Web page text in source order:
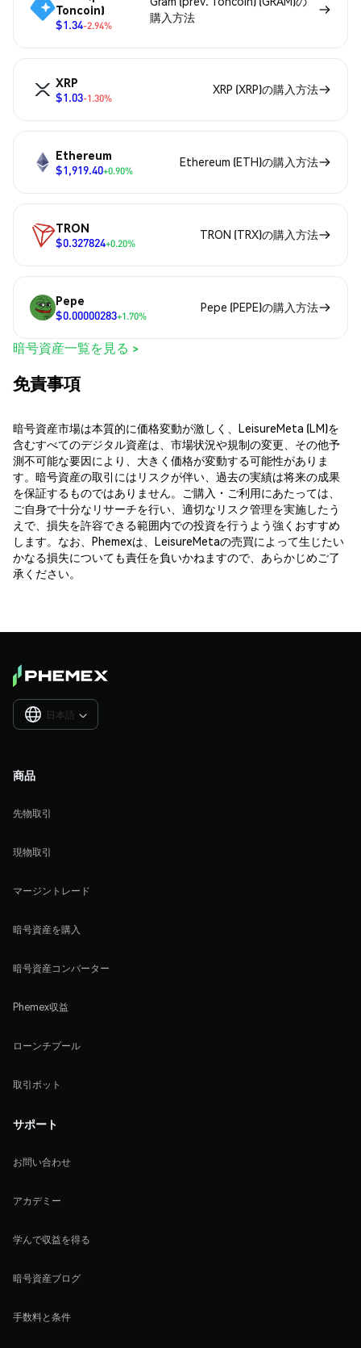
Toncoin)
$1.34-2.94%
購入方法
XRP
$1.03-1.30%
XRP (XRP)の購入方法
Ethereum
$1,919.40+0.90%
Ethereum (ETH)の購入方法
TRON
$0.327824+0.20%
TRON (TRX)の購入方法
Pepe
$0.00000283+1.70%
Pepe (PEPE)の購入方法
暗号資産一覧を見る >
免責事項
暗号資産市場は本質的に価格変動が激しく、LeisureMeta (LM)を
含むすべてのデジタル資産は、市場状況や規制の変更、その他予
測不可能な要因により、大きく価格が変動する可能性がありま
す。暗号資産の取引にはリスクが伴い、過去の実績は将来の成果
を保証するものではありません。ご購入・ご利用にあたっては、
ご自身で十分なリサーチを行い、適切なリスク管理を実施したう
えで、損失を許容できる範囲内での投資を行うよう強くおすすめ
します。なお、Phemexは、LeisureMetaの売買によって生じたい
かなる損失についても責任を負いかねますので、あらかじめご了
承ください。
日本語 
商品
先物取引
現物取引
マージントレード
暗号資産を購入
暗号資産コンバーター
Phemex収益
ローンチプール
取引ボット
サポート
お問い合わせ
アカデミー
学んで収益を得る
暗号資産ブログ
手数料と条件